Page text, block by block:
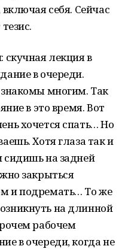
себя. Сейчас
скучная лекция в
в очереди.
многим. Так
в это время. Вот
хочется спать… Но
Хотя глаза так и
сидишь на задней
закрыться
и подремать… То же
на длинной
рабочем
в очереди, когда не